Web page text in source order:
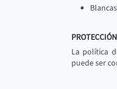
Blancas
La política
puede ser